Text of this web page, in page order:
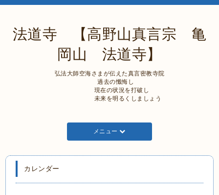
法道寺 【高野山真言宗 亀
岡山 法道寺】
弘法大師空海さまが伝えた真言密教寺院
過去の懺悔し
現在の状況を打破し
未来を明るくしましょう
メニュー
カレンダー